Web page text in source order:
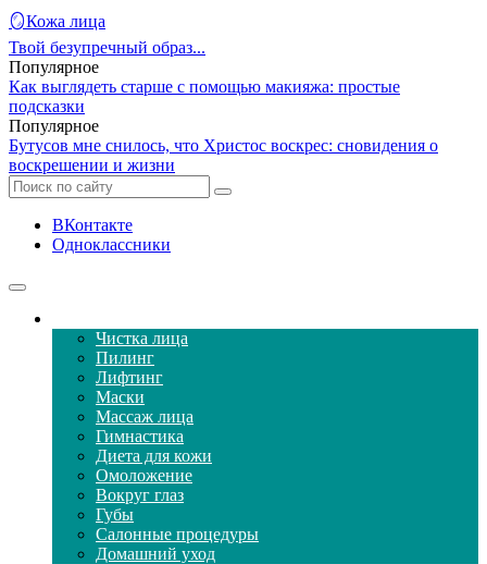
🪞Кожа лица
Твой безупречный образ...
Популярное
Как выглядеть старше с помощью макияжа: простые
подсказки
Популярное
Бутусов мне снилось, что Христос воскрес: сновидения о
воскрешении и жизни
ВКонтакте
Одноклассники
Чистка лица
Пилинг
Лифтинг
Маски
Массаж лица
Гимнастика
Диета для кожи
Омоложение
Вокруг глаз
Губы
Салонные процедуры
Домашний уход